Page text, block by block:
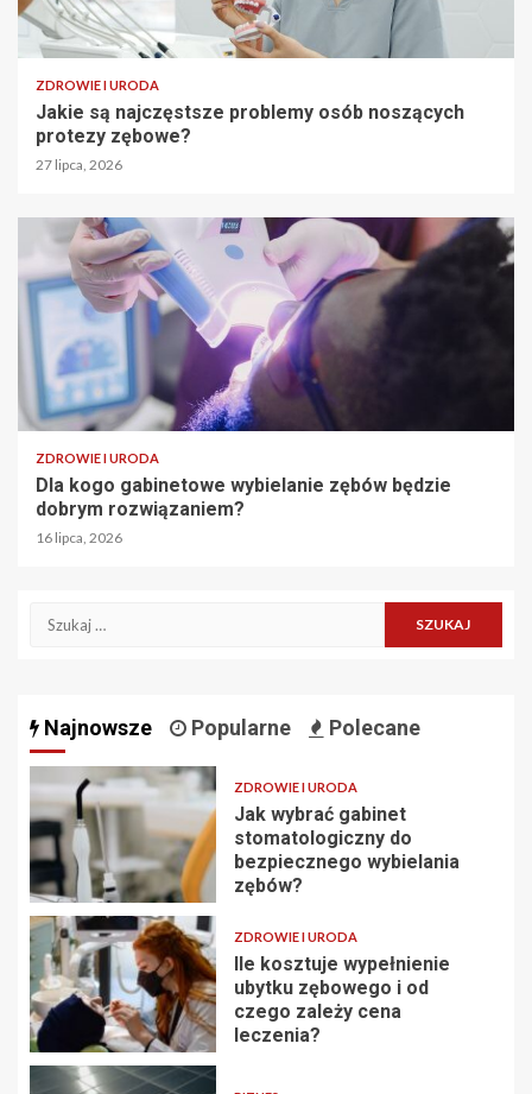
ZDROWIE I URODA
Jakie są najczęstsze problemy osób noszących
protezy zębowe?
27 lipca, 2026
ZDROWIE I URODA
Dla kogo gabinetowe wybielanie zębów będzie
dobrym rozwiązaniem?
16 lipca, 2026
Szukaj:
Najnowsze Popularne Polecane
ZDROWIE I URODA
Jak wybrać gabinet
stomatologiczny do
bezpiecznego wybielania
zębów?
ZDROWIE I URODA
Ile kosztuje wypełnienie
ubytku zębowego i od
czego zależy cena
leczenia?